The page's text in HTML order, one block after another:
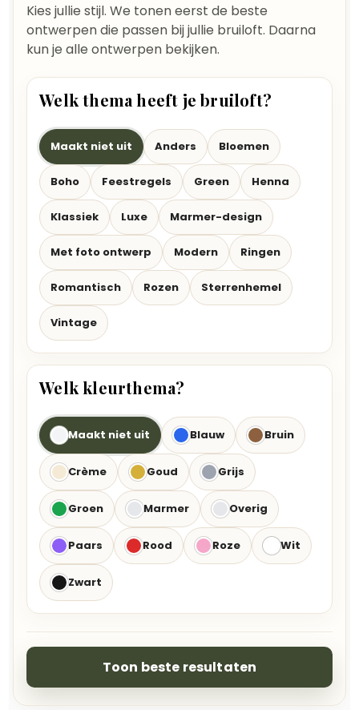
Kies jullie stijl. We tonen eerst de beste
ontwerpen die passen bij jullie bruiloft. Daarna
kun je alle ontwerpen bekijken.
Welk thema heeft je bruiloft?
Maakt niet uit Anders Bloemen
Boho Feestregels Green Henna
Klassiek Luxe Marmer-design
Met foto ontwerp Modern Ringen
Romantisch Rozen Sterrenhemel
Vintage
Welk kleurthema?
Maakt niet uit Blauw Bruin
Crème Goud Grijs
Groen Marmer Overig
Paars Rood Roze Wit
Zwart
Toon beste resultaten